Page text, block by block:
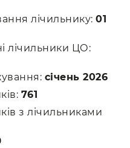
лічильнику: 01
лічильники ЦО:
січень 2026
761
з лічильниками